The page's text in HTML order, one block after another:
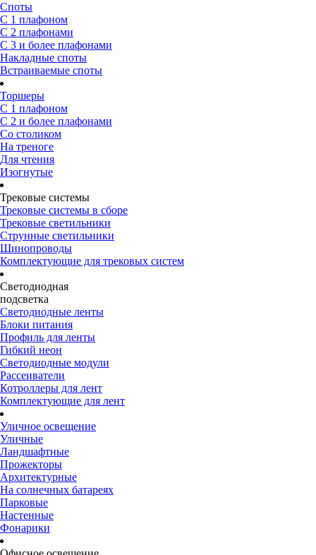
Споты
С 1 плафоном
С 2 плафонами
С 3 и более плафонами
Накладные споты
Встраиваемые споты
Торшеры
С 1 плафоном
С 2 и более плафонами
Со столиком
На треноге
Для чтения
Изогнутые
Трековые системы
Трековые системы в сборе
Трековые светильники
Струнные светильники
Шинопроводы
Комплектующие для трековых систем
Светодиодная
подсветка
Светодиодные ленты
Блоки питания
Профиль для ленты
Гибкий неон
Светодиодные модули
Рассеиватели
Котроллеры для лент
Комплектующие для лент
Уличное освещение
Уличные
Ландшафтные
Прожекторы
Архитектурные
На солнечных батареях
Парковые
Настенные
Фонарики